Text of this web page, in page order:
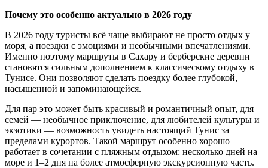
Почему это особенно актуально в 2026 году
В 2026 году туристы всё чаще выбирают не просто отдых у
моря, а поездки с эмоциями и необычными впечатлениями.
Именно поэтому маршруты в Сахару и берберские деревни
становятся сильным дополнением к классическому отдыху в
Тунисе. Они позволяют сделать поездку более глубокой,
насыщенной и запоминающейся.
Для пар это может быть красивый и романтичный опыт, для
семей — необычное приключение, для любителей культуры и
экзотики — возможность увидеть настоящий Тунис за
пределами курортов. Такой маршрут особенно хорошо
работает в сочетании с пляжным отдыхом: несколько дней на
море и 1–2 дня на более атмосферную экскурсионную часть.